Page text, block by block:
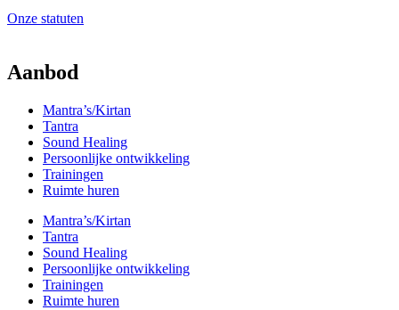
Onze statuten
Aanbod
Mantra’s/Kirtan
Tantra
Sound Healing
Persoonlijke ontwikkeling
Trainingen
Ruimte huren
Mantra’s/Kirtan
Tantra
Sound Healing
Persoonlijke ontwikkeling
Trainingen
Ruimte huren